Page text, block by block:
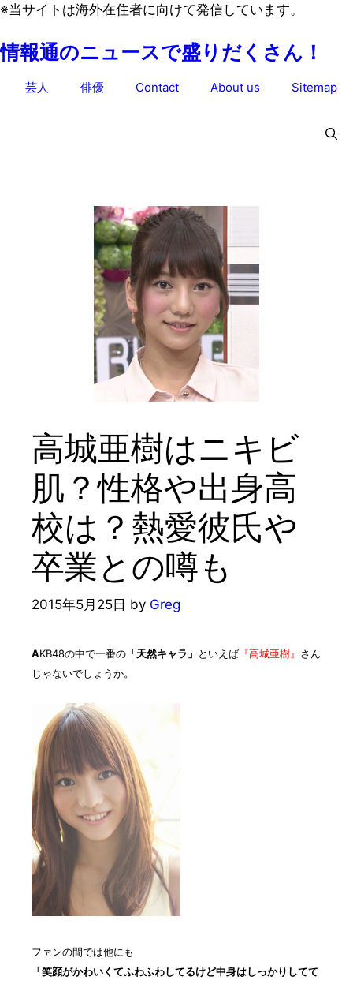
コ
テ
※当サイトは海外在住者に向けて発信しています。
情報通のニュースで盛りだくさん！
芸人 俳優 Contact About us Sitemap
高城亜樹はニキビ
肌？性格や出身高
校は？熱愛彼氏や
卒業との噂も
2015年5月25日 by Greg
AKB48の中で一番の 「天然キャラ」 といえば 『高城亜樹』 さん
じゃないでしょうか。
ファンの間では他にも
「笑顔がかわいくてふわふわしてるけど中身はしっかりしてて